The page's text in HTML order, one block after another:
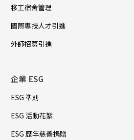
移工宿舍管理
國際專技人才引進
外師招募引進
企業 ESG
ESG 準則
ESG 活動花絮
ESG 歷年慈善捐贈